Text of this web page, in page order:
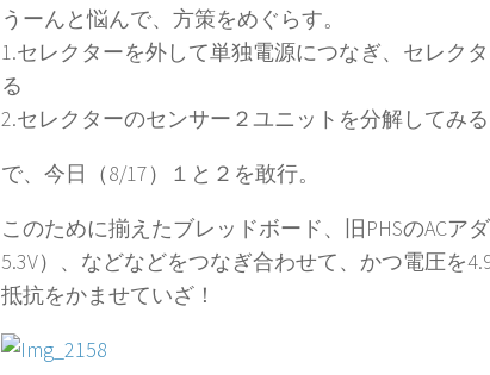
うーんと悩んで、方策をめぐらす。
1.セレクターを外して単独電源につなぎ、セレク
る
2.セレクターのセンサー２ユニットを分解してみる
で、今日（8/17）１と２を敢行。
このために揃えたブレッドボード、旧PHSのACア
5.3V）、などなどをつなぎ合わせて、かつ電圧を
抵抗をかませていざ！